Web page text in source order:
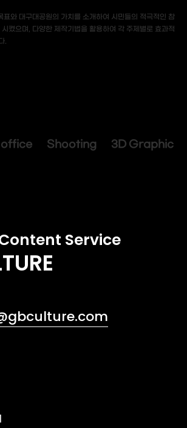
표와 대구대공원의 가치를 소개하여 시민들의 적극적인 참
켰으며, 다양한 제작기법을 활용하여 각 주제별로 효과적
.
office Shooting 3D Graphic
Service